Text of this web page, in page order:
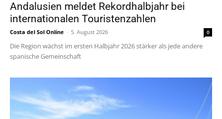
Andalusien meldet Rekordhalbjahr bei
internationalen Touristenzahlen
Costa del Sol Online - 5. August 2026 0
Die Region wächst im ersten Halbjahr 2026 stärker als jede andere
spanische Gemeinschaft